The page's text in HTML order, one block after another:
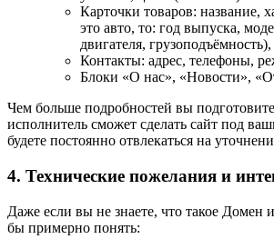
Карточки товаров: название,
это авто, то: год выпуска,
двигателя,
Контакты: адрес, телефоны,
Блоки «О нас», «Новости»,
Чем больше подробностей вы
исполнитель сможет сделать сайт под
будете постоянно отвлекаться на
4. Технические пожелания и
Даже если вы не знаете, что такое Домен
бы примерно понять: